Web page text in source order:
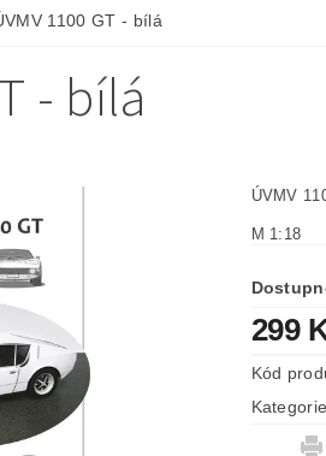
kosmická technika
kartony, fólie
1100 GT - bílá
- bílá
ÚVMV
M 1:18
299
Kód
Kategorie